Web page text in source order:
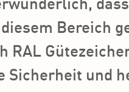
Bereich
RAL
und